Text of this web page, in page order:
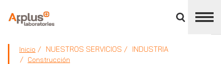
panel
APPLUS+
Inicio NUESTROS SERVICIOS INDUSTRIA
Construcción